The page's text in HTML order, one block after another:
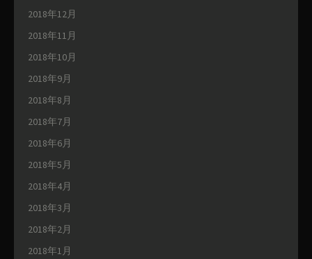
2018年12月
2018年11月
2018年10月
2018年9月
2018年8月
2018年7月
2018年6月
2018年5月
2018年4月
2018年3月
2018年2月
2018年1月